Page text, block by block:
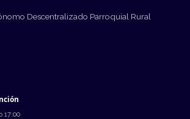
Descentralizado Parroquial Rural
17:00